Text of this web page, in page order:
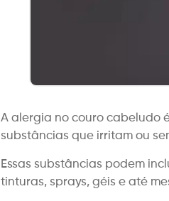
A alergia no couro cabeludo
substâncias que irritam ou
Essas substâncias podem
tinturas, sprays, géis e até